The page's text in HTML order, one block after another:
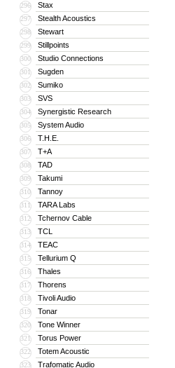
296 Stax
297 Stealth Acoustics
298 Stewart
299 Stillpoints
300 Studio Connections
301 Sugden
302 Sumiko
303 SVS
304 Synergistic Research
305 System Audio
306 T.H.E.
307 T+A
308 TAD
309 Takumi
310 Tannoy
311 TARA Labs
312 Tchernov Cable
313 TCL
314 TEAC
315 Tellurium Q
316 Thales
317 Thorens
318 Tivoli Audio
319 Tonar
320 Tone Winner
321 Torus Power
322 Totem Acoustic
323 Trafomatic Audio